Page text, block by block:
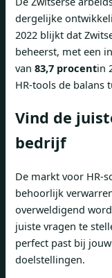
dergelijke
2022 blijkt dat
beheerst, met een
van 83,7 procentin
HR-tools de balans
Vind de
bedrijf
De markt voor HR-
behoorlijk
overweldigend
juiste vragen te
perfect past bij
doelstellingen.